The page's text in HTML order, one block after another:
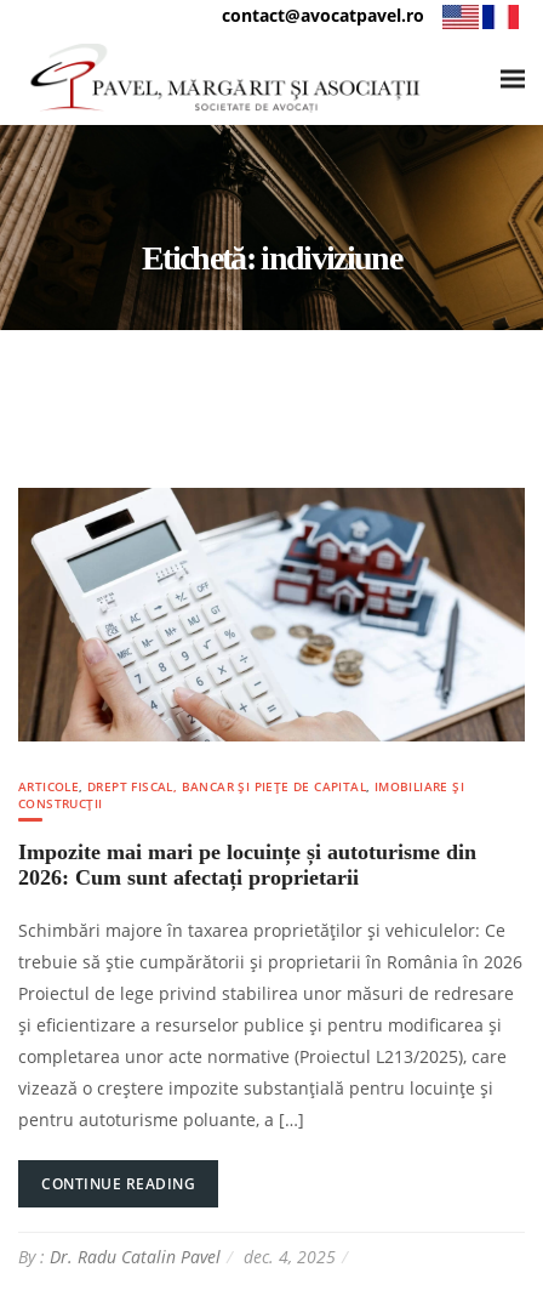
contact@avocatpavel.ro
Etichetă:indiviziune
ARTICOLE, DREPT FISCAL, BANCAR ȘI PIEȚE DE CAPITAL, IMOBILIARE ȘI
CONSTRUCȚII
Impozite mai mari pe locuințe și autoturisme din
2026: Cum sunt afectați proprietarii
Schimbări majore în taxarea proprietăților și vehiculelor: Ce
trebuie să știe cumpărătorii și proprietarii în România în 2026
Proiectul de lege privind stabilirea unor măsuri de redresare
și eficientizare a resurselor publice și pentru modificarea și
completarea unor acte normative (Proiectul L213/2025), care
vizează o creștere impozite substanțială pentru locuințe și
pentru autoturisme poluante, a […]
CONTINUE READING
By : Dr. Radu Catalin Pavel dec. 4, 2025